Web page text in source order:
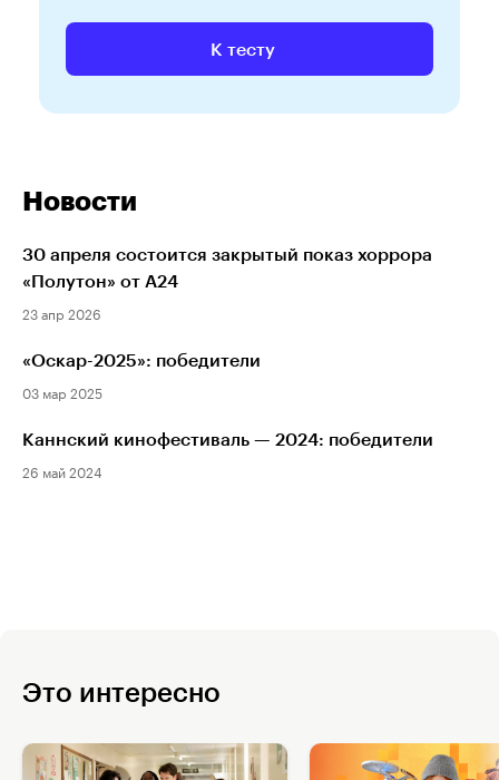
К тесту
Новости
30 апреля состоится закрытый показ хоррора
«Полутон» от A24
23 апр 2026
«Оскар-2025»: победители
03 мар 2025
Каннский кинофестиваль — 2024: победители
26 май 2024
Это интересно